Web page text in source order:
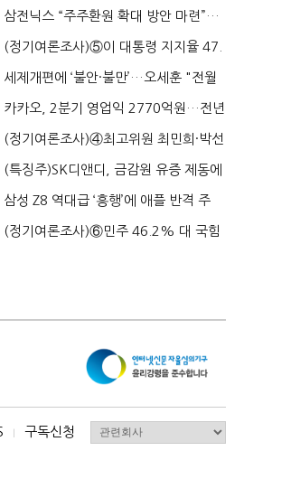
'초접전'…대통령 ...
삼전닉스 “주주환원 확대 방안 마련”…
로이터에 성명...
(정기여론조사)⑤이 대통령 지지율 47.
7%…일주일 만에 ...
세제개편에 ‘불안·불만’…오세훈 "전월
세 구하기 더 ...
카카오, 2분기 영업익 2770억원…전년
비 36% 증가...
(정기여론조사)④최고위원 최민희·박선
원 '양강'…서미...
(특징주)SK디앤디, 금감원 유증 제동에
장 초반 상한가...
삼성 Z8 역대급 ‘흥행’에 애플 반격 주
목…9월 ‘폴...
(정기여론조사)⑥민주 46.2% 대 국힘
I 구독신청